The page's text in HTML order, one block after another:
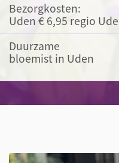
Bezorgkosten:
Uden € 6,95 regio
Duurzame
bloemist in Uden